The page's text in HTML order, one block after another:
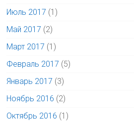
Июль 2017 (1)
Май 2017 (2)
Март 2017 (1)
Февраль 2017 (5)
Январь 2017 (3)
Ноябрь 2016 (2)
Октябрь 2016 (1)